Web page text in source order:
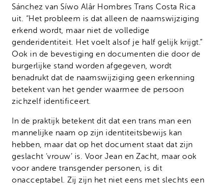
Sánchez van Síwo Alâr Hombres Trans Costa Rica
uit. “Het probleem is dat alleen de naamswijziging
erkend wordt, maar niet de volledige
genderidentiteit. Het voelt alsof je half gelijk krijgt.”
Ook in de bevestiging en documenten die door de
burgerlijke stand worden afgegeven, wordt
benadrukt dat de naamswijziging geen erkenning
betekent van het gender waarmee de persoon
zichzelf identificeert.
In de praktijk betekent dit dat een trans man een
mannelijke naam op zijn identiteitsbewijs kan
hebben, maar dat op het document staat dat zijn
geslacht ‘vrouw’ is. Voor Jean en Zacht, maar ook
voor andere transgender personen, is dit
onacceptabel. Zij zijn het niet eens met slechts een